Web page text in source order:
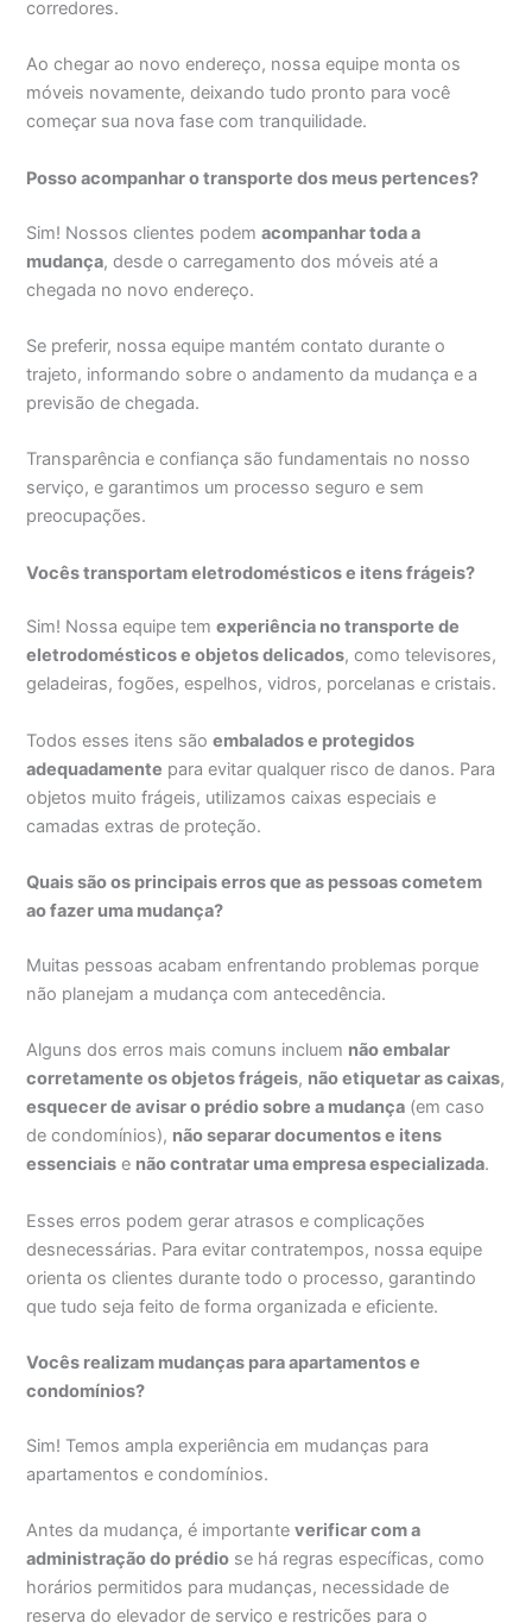
corredores.
Ao chegar ao novo endereço, nossa equipe monta os
móveis novamente, deixando tudo pronto para você
começar sua nova fase com tranquilidade.
Posso acompanhar o transporte dos meus pertences?
Sim! Nossos clientes podemacompanhar toda a
mudança, desde o carregamento dos móveis até a
chegada no novo endereço.
Se preferir, nossa equipe mantém contato durante o
trajeto, informando sobre o andamento da mudança e a
previsão de chegada.
Transparência e confiança são fundamentais no nosso
serviço, e garantimos um processo seguro e sem
preocupações.
Vocês transportam eletrodomésticos e itens frágeis?
Sim! Nossa equipe temexperiência no transporte de
eletrodomésticos e objetos delicados, como televisores,
geladeiras, fogões, espelhos, vidros, porcelanas e cristais.
Todos esses itens sãoembalados e protegidos
adequadamente para evitar qualquer risco de danos. Para
objetos muito frágeis, utilizamos caixas especiais e
camadas extras de proteção.
Quais são os principais erros que as pessoas cometem
ao fazer uma mudança?
Muitas pessoas acabam enfrentando problemas porque
não planejam a mudança com antecedência.
Alguns dos erros mais comuns incluem não embalar
corretamente os objetos frágeis, não etiquetar as caixas,
esquecer de avisar o prédio sobre a mudança (em caso
de condomínios), não separar documentos e itens
essenciais e não contratar uma empresa especializada.
Esses erros podem gerar atrasos e complicações
desnecessárias. Para evitar contratempos, nossa equipe
orienta os clientes durante todo o processo, garantindo
que tudo seja feito de forma organizada e eficiente.
Vocês realizam mudanças para apartamentos e
condomínios?
Sim! Temos ampla experiência em mudanças para
apartamentos e condomínios.
Antes da mudança, é importanteverificar com a
administração do prédio se há regras específicas, como
horários permitidos para mudanças, necessidade de
reserva do elevador de serviço e restrições para o